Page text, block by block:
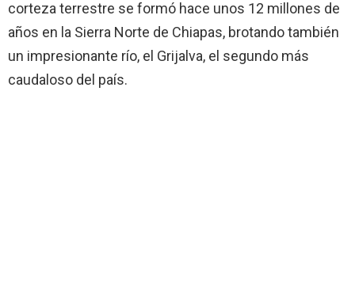
corteza terrestre se formó hace unos 12 millones de
años en la Sierra Norte de Chiapas, brotando también
un impresionante río, el Grijalva, el segundo más
caudaloso del país.